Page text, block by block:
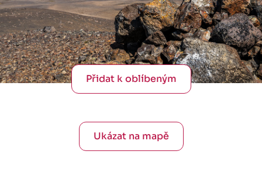
Přidat k oblíbeným
Ukázat na mapě